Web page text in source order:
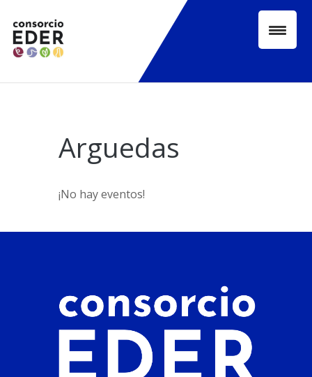
content
Arguedas
¡No hay eventos!